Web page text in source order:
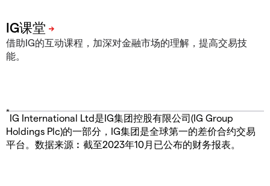
借助IG的互动课程，加深对金融市场的理解，提高交易技
能。
*
IG International Ltd是IG集团控股有限公司(IG Group
Holdings Plc)的一部分，IG集团是全球第一的差价合约交易
平台。数据来源︰截至2023年10月已公布的财务报表。